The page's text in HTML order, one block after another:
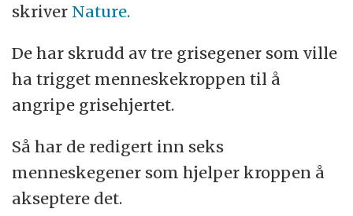
skriver Nature.
De har skrudd av tre grisegener som ville
ha trigget menneskekroppen til å
angripe grisehjertet.
Så har de redigert inn seks
menneskegener som hjelper kroppen å
akseptere det.